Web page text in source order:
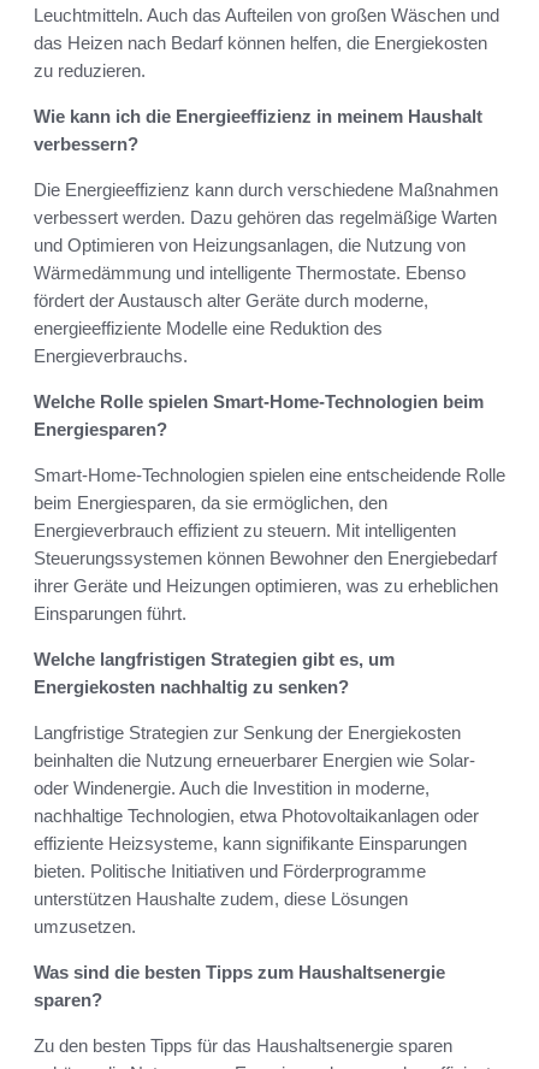
Leuchtmitteln. Auch das Aufteilen von großen Wäschen und
das Heizen nach Bedarf können helfen, die Energiekosten
zu reduzieren.
Wie kann ich die Energieeffizienz in meinem Haushalt
verbessern?
Die Energieeffizienz kann durch verschiedene Maßnahmen
verbessert werden. Dazu gehören das regelmäßige Warten
und Optimieren von Heizungsanlagen, die Nutzung von
Wärmedämmung und intelligente Thermostate. Ebenso
fördert der Austausch alter Geräte durch moderne,
energieeffiziente Modelle eine Reduktion des
Energieverbrauchs.
Welche Rolle spielen Smart-Home-Technologien beim
Energiesparen?
Smart-Home-Technologien spielen eine entscheidende Rolle
beim Energiesparen, da sie ermöglichen, den
Energieverbrauch effizient zu steuern. Mit intelligenten
Steuerungssystemen können Bewohner den Energiebedarf
ihrer Geräte und Heizungen optimieren, was zu erheblichen
Einsparungen führt.
Welche langfristigen Strategien gibt es, um
Energiekosten nachhaltig zu senken?
Langfristige Strategien zur Senkung der Energiekosten
beinhalten die Nutzung erneuerbarer Energien wie Solar-
oder Windenergie. Auch die Investition in moderne,
nachhaltige Technologien, etwa Photovoltaikanlagen oder
effiziente Heizsysteme, kann signifikante Einsparungen
bieten. Politische Initiativen und Förderprogramme
unterstützen Haushalte zudem, diese Lösungen
umzusetzen.
Was sind die besten Tipps zum Haushaltsenergie
sparen?
Zu den besten Tipps für das Haushaltsenergie sparen